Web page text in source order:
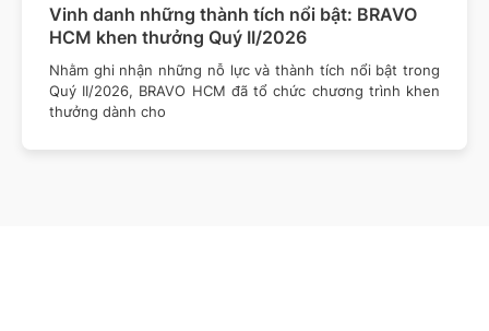
Vinh danh những thành tích nổi bật: BRAVO
HCM khen thưởng Quý II/2026
Nhằm ghi nhận những nỗ lực và thành tích nổi bật trong
Quý II/2026, BRAVO HCM đã tổ chức chương trình khen
thưởng dành cho